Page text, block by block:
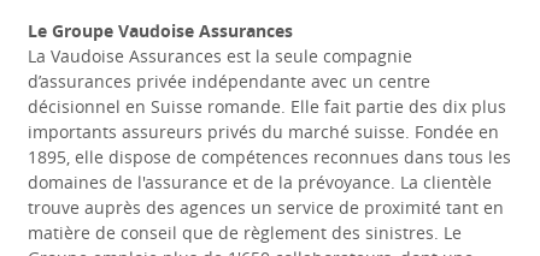
Le Groupe Vaudoise Assurances
La Vaudoise Assurances est la seule compagnie
d’assurances privée indépendante avec un centre
décisionnel en Suisse romande. Elle fait partie des dix plus
importants assureurs privés du marché suisse. Fondée en
1895, elle dispose de compétences reconnues dans tous les
domaines de l'assurance et de la prévoyance. La clientèle
trouve auprès des agences un service de proximité tant en
matière de conseil que de règlement des sinistres. Le